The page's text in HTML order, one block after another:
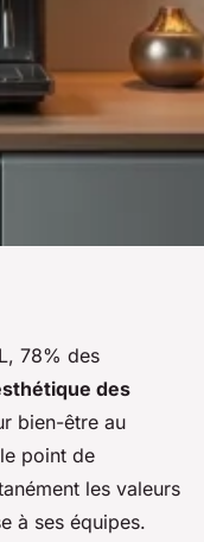
: la
la
78% des
des
bien-être au
point de
les valeurs
à ses équipes.